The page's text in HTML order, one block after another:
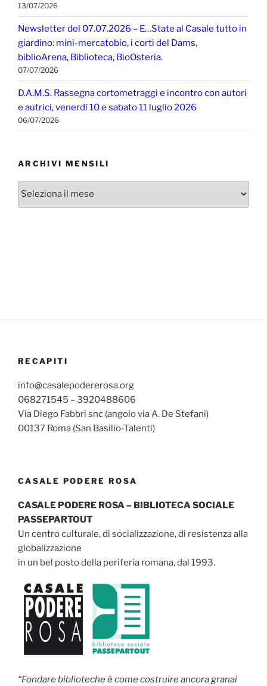
13/07/2026
Newsletter del 07.07.2026 – E…State al Casale tutto in
giardino: mini-mercatobio, i corti del Dams,
biblioArena, Biblioteca, BioOsteria.
07/07/2026
D.A.M.S. Rassegna cortometraggi e incontro con autori
e autrici, venerdì 10 e sabato 11 luglio 2026
06/07/2026
ARCHIVI MENSILI
Archivi
RECAPITI
info@casalepodererosa.org
068271545 – 3920488606
Via Diego Fabbri snc (angolo via A. De Stefani)
00137 Roma (San Basilio-Talenti)
CASALE PODERE ROSA
CASALE PODERE ROSA – BIBLIOTECA SOCIALE
PASSEPARTOUT
Un centro culturale, di socializzazione, di resistenza alla
globalizzazione
in un bel posto della periferia romana, dal 1993.
“Fondare biblioteche è come costruire ancora granai